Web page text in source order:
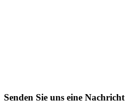
Senden Sie uns eine Nachricht